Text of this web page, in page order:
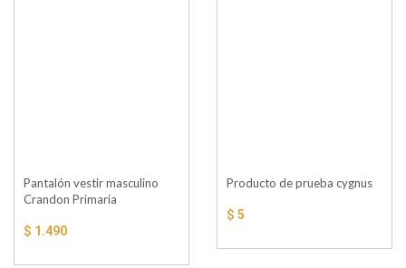
Pantalón vestir masculino
Crandon Primaria
$ 1.490
Producto de prueba cygnus
$ 5